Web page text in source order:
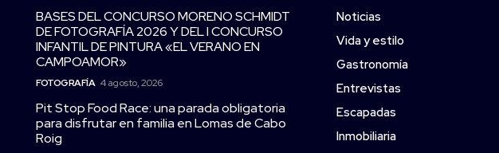
BASES DEL CONCURSO MORENO SCHMIDT
DE FOTOGRAFÍA 2026 Y DEL I CONCURSO
INFANTIL DE PINTURA «EL VERANO EN
CAMPOAMOR»
FOTOGRAFÍA 4 agosto, 2026
Pit Stop Food Race: una parada obligatoria
para disfrutar en familia en Lomas de Cabo
Roig
Noticias
Vida y estilo
Gastronomía
Entrevistas
Escapadas
Inmobiliaria